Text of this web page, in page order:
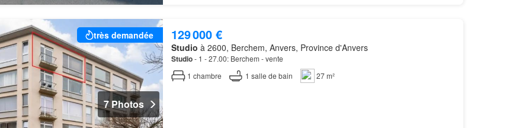
très demandée
7 Photos
129 000 €
Studio à 2600, Berchem, Anvers, Province d'Anvers
Studio- 1 - 27.00: Berchem - vente
1 chambre 1 salle de bain 27 m²